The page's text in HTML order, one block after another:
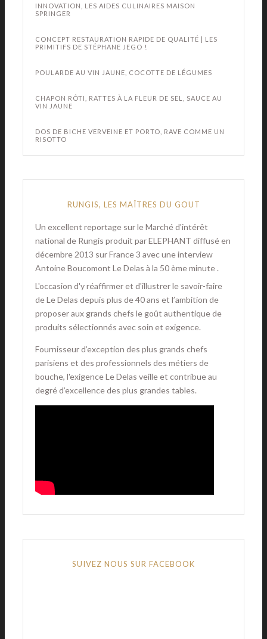
INNOVATION, LES AIDES CULINAIRES MAISON
SPRINGER
CONCEPT RESTAURATION RAPIDE DE QUALITÉ | LES
PRIMITIFS DE STÉPHANE JEGO !
POULARDE AU VIN JAUNE, COCOTTE DE LÉGUMES
CHAPON RÔTI, RATTES À LA FLEUR DE SEL, SAUCE AU
VIN JAUNE
DOS DE BICHE VERVEINE ET PORTO, RAVE COMME UN
RISOTTO
RUNGIS, LES MAÎTRES DU GOUT
Un excellent reportage sur le Marché d'intérêt
national de Rungis produit par ELEPHANT diffusé en
décembre 2013 sur France 3 avec une interview
Antoine Boucomont Le Delas à la 50 ème minute .
L'occasion d'y réaffirmer et d'illustrer le savoir-faire
de Le Delas depuis plus de 40 ans et l’ambition de
proposer aux grands chefs le goût authentique de
produits sélectionnés avec soin et exigence.
Fournisseur d’exception des plus grands chefs
parisiens et des professionnels des métiers de
bouche, l'exigence Le Delas veille et contribue au
degré d’excellence des plus grandes tables.
SUIVEZ NOUS SUR FACEBOOK